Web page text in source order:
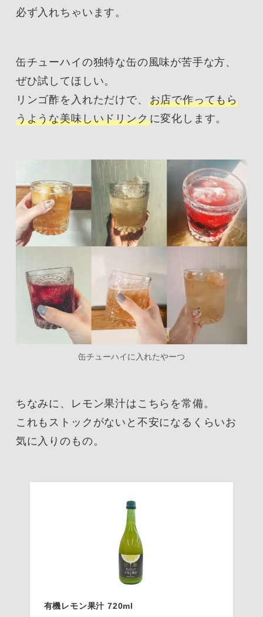
必ず入れちゃいます。
缶チューハイの独特な缶の風味が苦手な方、
ぜひ試してほしい。
リンゴ酢を入れただけで、 お店で作ってもら
うような美味しいドリンクに変化します。
缶チューハイに入れたやーつ
ちなみに、レモン果汁はこちらを常備。
これもストックがないと不安になるくらいお
気に入りのもの。
有機レモン果汁 720ml